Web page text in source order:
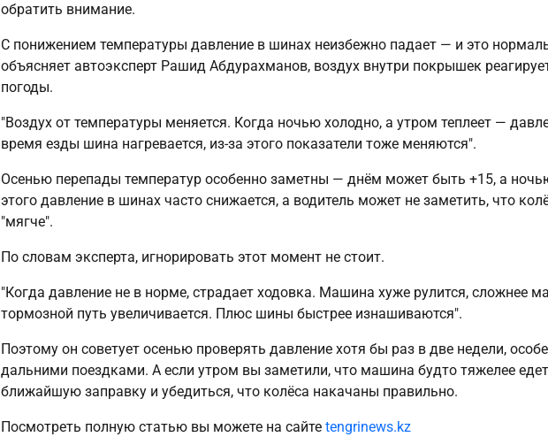
обратить внимание.
С понижением температуры давление в шинах неизбежно падает — и это
объясняет автоэксперт Рашид Абдурахманов, воздух внутри покрышек
погоды.
"Воздух от температуры меняется. Когда ночью холодно, а утром теплеет —
время езды шина нагревается, из-за этого показатели тоже меняются".
Осенью перепады температур особенно заметны — днём может быть +15, а
этого давление в шинах часто снижается, а водитель может не заметить, что
"мягче".
По словам эксперта, игнорировать этот момент не стоит.
"Когда давление не в норме, страдает ходовка. Машина хуже рулится, сложнее
тормозной путь увеличивается. Плюс шины быстрее изнашиваются".
Поэтому он советует осенью проверять давление хотя бы раз в две недели,
дальними поездками. А если утром вы заметили, что машина будто тяжелее
ближайшую заправку и убедиться, что колёса накачаны правильно.
Посмотреть полную статью вы можете на сайте tengrinews.kz